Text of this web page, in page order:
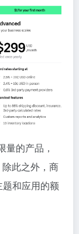
的产品，
此之外，商
和应用的额